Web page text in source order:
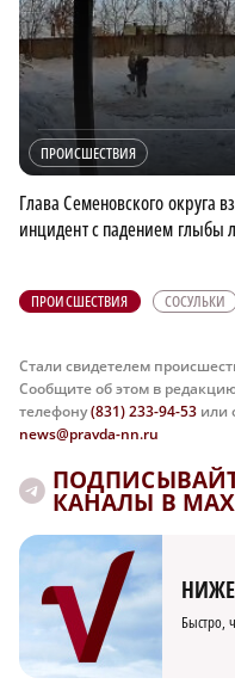
ПРОИСШЕСТВИЯ
Глава Семеновского округа
инцидент с падением глыбы
ПРОИСШЕСТВИЯ СОСУЛЬКИ
Стали свидетелем
Сообщите об этом в
телефону(831) 233-94-53 или
news@pravda-nn.ru
КАНАЛЫ В MAX
Быстро,